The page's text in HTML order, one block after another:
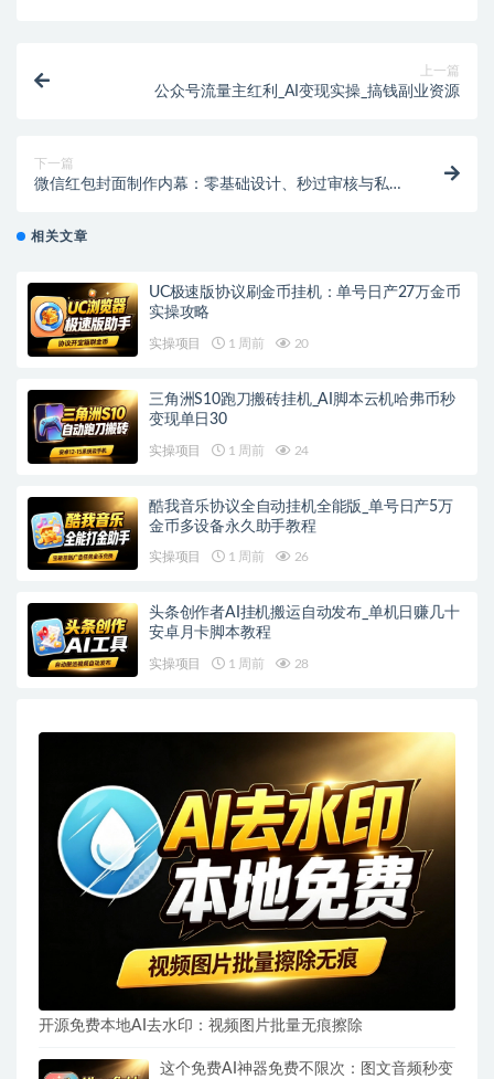
上一篇
公众号流量主红利_AI变现实操_搞钱副业资源
下一篇
微信红包封面制作内幕：零基础设计、秒过审核与私域
相关文章
UC极速版协议刷金币挂机：单号日产27万金币
实操攻略
实操项目 1 周前 20
三角洲S10跑刀搬砖挂机_AI脚本云机哈弗币秒
变现单日30
实操项目 1 周前 24
酷我音乐协议全自动挂机全能版_单号日产5万
金币多设备永久助手教程
实操项目 1 周前 26
头条创作者AI挂机搬运自动发布_单机日赚几十
安卓月卡脚本教程
实操项目 1 周前 28
开源免费本地AI去水印：视频图片批量无痕擦除
这个免费AI神器免费不限次：图文音频秒变